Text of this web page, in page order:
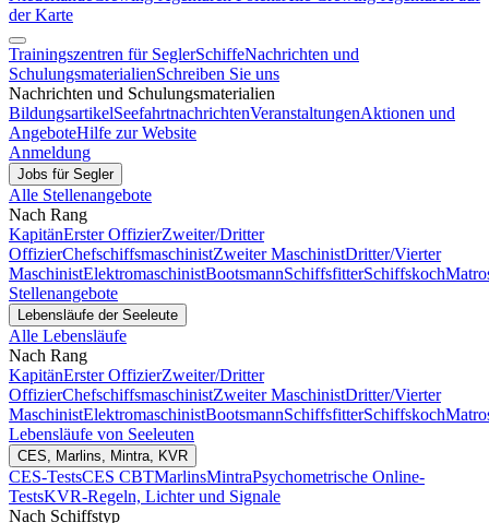
der Karte
Trainingszentren für SeglerSchiffeNachrichten und
SchulungsmaterialienSchreiben Sie uns
Nachrichten und Schulungsmaterialien
BildungsartikelSeefahrtnachrichtenVeranstaltungenAktionen und
AngeboteHilfe zur Website
Anmeldung
Jobs für Segler
Alle Stellenangebote
Nach Rang
KapitänErster OffizierZweiter/Dritter
OffizierChefschiffsmaschinistZweiter MaschinistDritter/Vierter
MaschinistElektromaschinistBootsmannSchiffsfitterSchiffskoch
Stellenangebote
Lebensläufe der Seeleute
Alle Lebensläufe
Nach Rang
KapitänErster OffizierZweiter/Dritter
OffizierChefschiffsmaschinistZweiter MaschinistDritter/Vierter
MaschinistElektromaschinistBootsmannSchiffsfitterSchiffskoch
Lebensläufe von Seeleuten
CES, Marlins, Mintra, KVR
CES-TestsCES CBTMarlinsMintraPsychometrische Online-
TestsKVR-Regeln, Lichter und Signale
Nach Schiffstyp